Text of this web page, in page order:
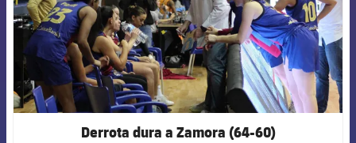
Derrota dura a Zamora (64-60)